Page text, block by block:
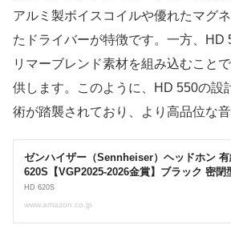
アルミ製ボイスコイルや優れたマグ
たドライバーが特徴です。一方、HD
リマーブレンド素材を組み込むこと
供します。このように、HD 550の設
術が踏襲されており、より高品位な